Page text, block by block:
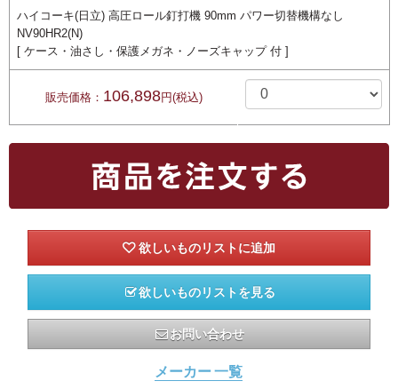
ハイコーキ(日立) 高圧ロール釘打機 90mm パワー切替機構なし
NV90HR2(N)
[ ケース・油さし・保護メガネ・ノーズキャップ 付 ]
販売価格： 106,898円(税込)
欲しいものリストを見る
お問い合わせ
メーカー 一覧